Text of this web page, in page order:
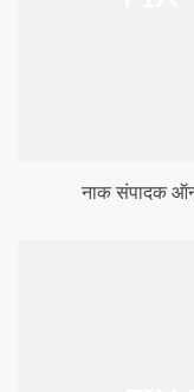
नाक संपादक